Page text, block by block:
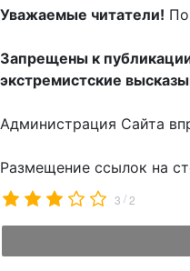
Уважаемые читатели!
Запрещены к
экстремистские
Администрация Сайта
Размещение ссылок на
3 /2